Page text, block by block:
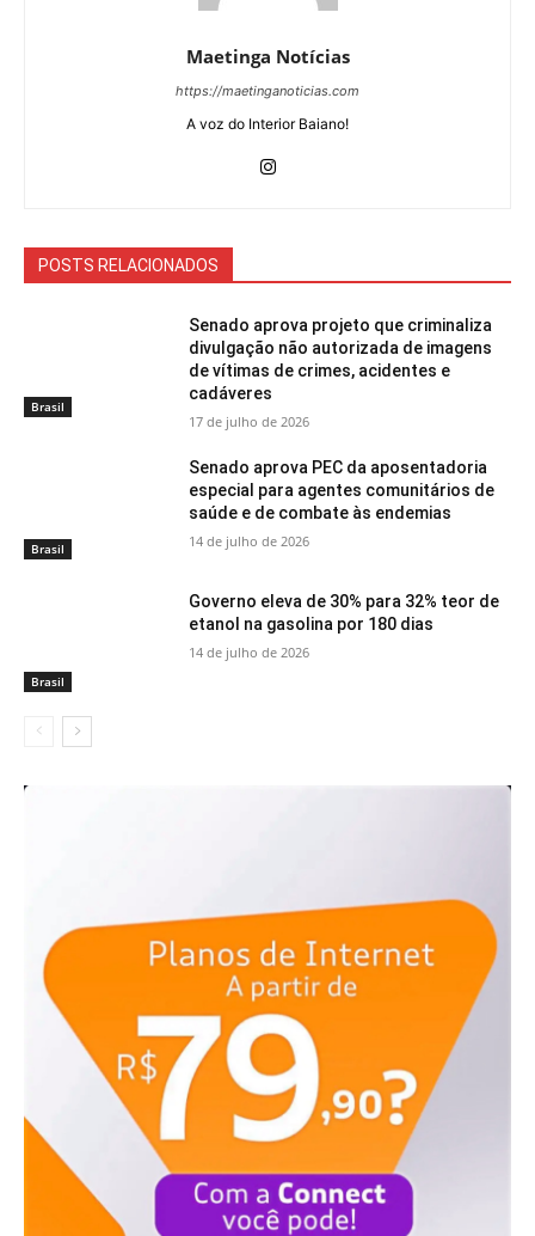
Maetinga Notícias
https://maetinganoticias.com
A voz do Interior Baiano!
POSTS RELACIONADOS
Brasil
Senado aprova projeto que criminaliza
divulgação não autorizada de imagens
de vítimas de crimes, acidentes e
cadáveres
17 de julho de 2026
Brasil
Senado aprova PEC da aposentadoria
especial para agentes comunitários de
saúde e de combate às endemias
14 de julho de 2026
Brasil
Governo eleva de 30% para 32% teor de
etanol na gasolina por 180 dias
14 de julho de 2026